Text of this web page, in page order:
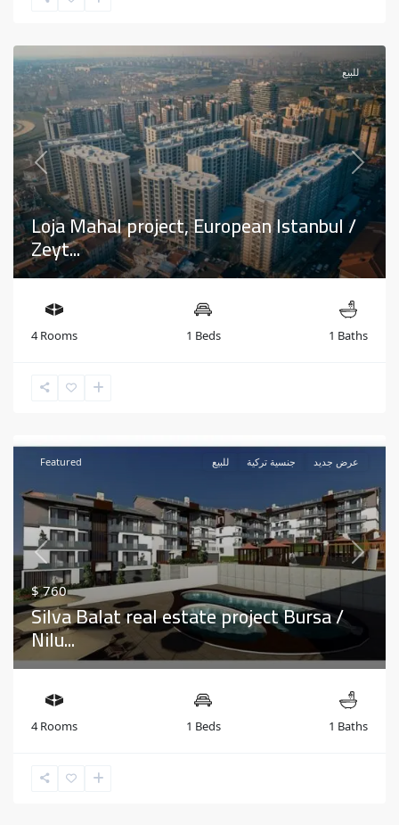
Previous Next
للبيع
Loja Mahal project, European Istanbul /
Zeyt...
4 Rooms 1 Beds 1 Baths
Previous Next
Featured للبيع جنسية تركية عرض جديد
$ 760
Silva Balat real estate project Bursa /
Nilu...
4 Rooms 1 Beds 1 Baths